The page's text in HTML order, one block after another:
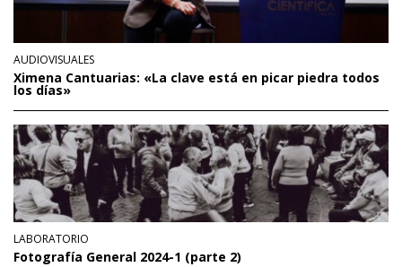
AUDIOVISUALES
Ximena Cantuarias: «La clave está en picar piedra todos
los días»
LABORATORIO
Fotografía General 2024-1 (parte 2)